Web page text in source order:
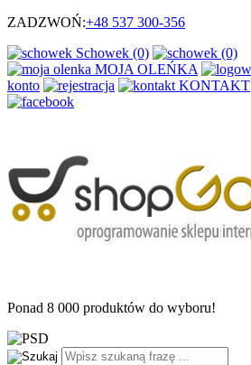
ZADZWOŃ:+48 537 300-356
Schowek (0)
(0)
MOJA OLEŃKA
konto
KONTAKT
Ponad 8 000 produktów do wyboru!